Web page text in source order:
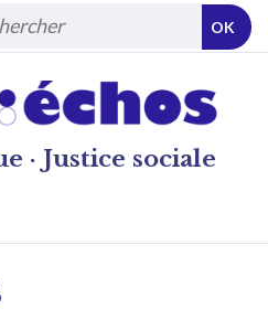
· Justice sociale
OK